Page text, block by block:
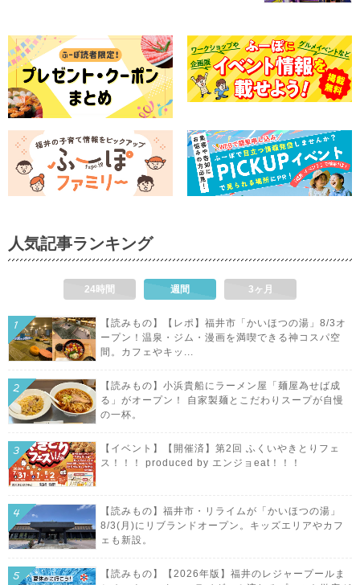
人気記事ランキング
24時間 週間 3ヶ月
【読みもの】【レポ】福井市「かいほつの湯」8/3オ
ープン！温泉・ジム・漫画を満喫できる神コスパ空
間。カフェやキッ...
【読みもの】小浜貴船にラーメン屋「麺屋為せば成
る」がオープン！ 自家製麺とこだわりスープが自慢
の一杯。
【イベント】【開催済】第2回 ふくいやきとりフェ
ス！！！ produced by エンジョeat！！！
【読みもの】福井市・リライムが「かいほつの湯」
8/3(月)にリブランドオープン。キッズエリアやカフ
ェも新設。
【読みもの】【2026年版】福井のレジャープールま